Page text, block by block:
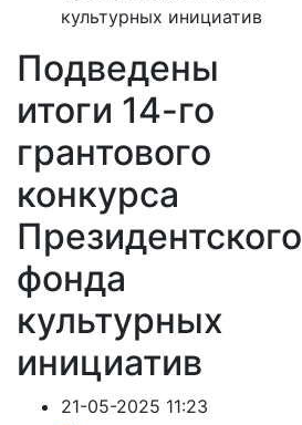
культурных инициатив
Подведены
итоги 14-го
грантового
конкурса
Президентского
фонда
культурных
инициатив
21-05-2025 11:23